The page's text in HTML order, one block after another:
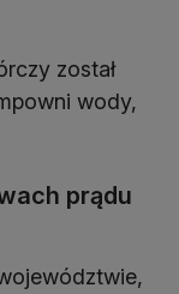
został
wody,
prądu